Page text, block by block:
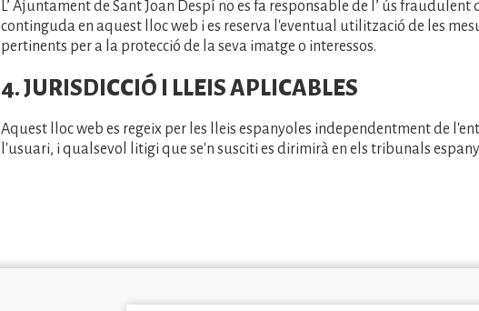
L’ Ajuntament de Sant Joan Despí no es fa responsable de l’ ús fraudulent
continguda en aquest lloc web i es reserva l'eventual utilització de les
pertinents per a la protecció de la seva imatge o interessos.
4. JURISDICCIÓ I LLEIS APLICABLES
Aquest lloc web es regeix per les lleis espanyoles independentment de
l'usuari, i qualsevol litigi que se'n susciti es dirimirà en els tribunals